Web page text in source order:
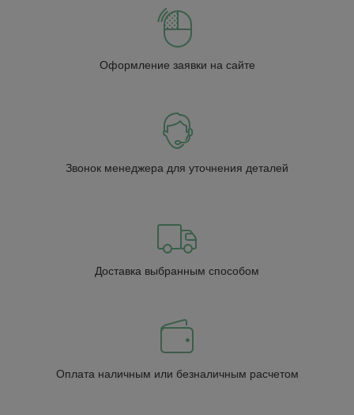
Оформление заявки на сайте
Звонок менеджера для уточнения деталей
Доставка выбранным способом
Оплата наличным или безналичным расчетом